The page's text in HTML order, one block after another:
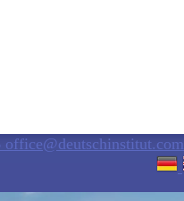
office@deutschinstitut.com